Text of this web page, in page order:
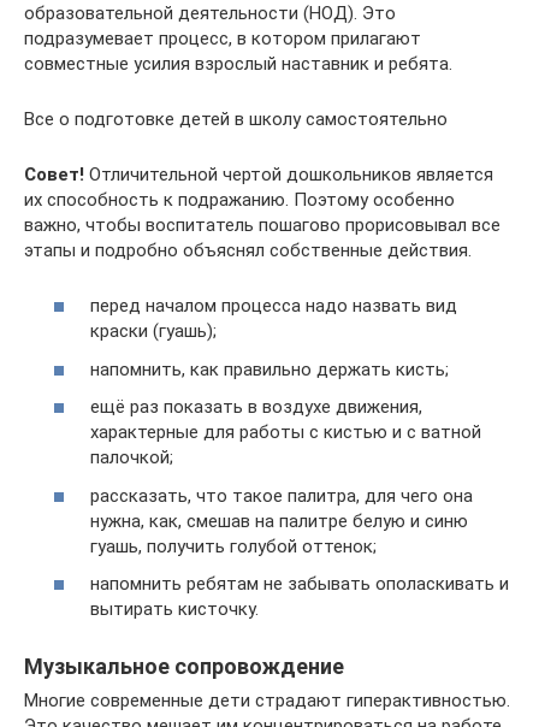
образовательной деятельности (НОД). Это
подразумевает процесс, в котором прилагают
совместные усилия взрослый наставник и ребята.
Все о подготовке детей в школу самостоятельно
Совет! Отличительной чертой дошкольников является
их способность к подражанию. Поэтому особенно
важно, чтобы воспитатель пошагово прорисовывал все
этапы и подробно объяснял собственные действия.
перед началом процесса надо назвать вид
краски (гуашь);
напомнить, как правильно держать кисть;
ещё раз показать в воздухе движения,
характерные для работы с кистью и с ватной
палочкой;
рассказать, что такое палитра, для чего она
нужна, как, смешав на палитре белую и синю
гуашь, получить голубой оттенок;
напомнить ребятам не забывать ополаскивать и
вытирать кисточку.
Музыкальное сопровождение
Многие современные дети страдают гиперактивностью.